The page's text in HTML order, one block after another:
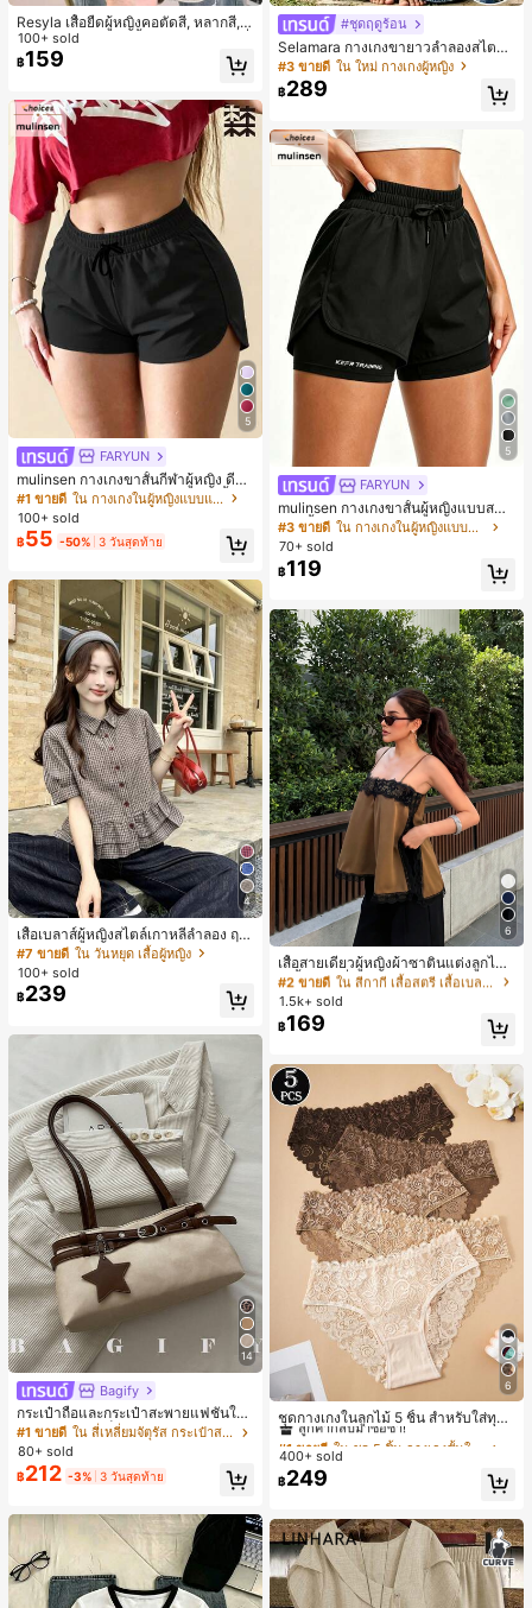
Resyla เสื้อยืดผู้หญิงคอตัดสี, หลากสี, ล
ายพิมพ์แมวน่ารัก, เสื้อสำหรับออกไปเที่
ยวฤดูร้อน, ดีไซน์กราฟิก, ความรู้สึกพรีเ
มียม, ลำลองอเนกประสงค์, สวมใส่ประ
เสื้อผ้ากลางแจ้ง
100+ sold
฿159
5
FARYUN
mulinsen กางเกงขาสั้นกีฬาผู้หญิง ดีไซ
น์ปลายเปิด เอวยืดหยุ่น กางเกงขาสั้น
ลำลองกีฬาฤดูร้อน ความยาว 3/4
#1 ขายดี
ใน กางเกงในผู้หญิงแบบแอคทีฟ
100+ sold
฿55 -50% 3 วันสุดท้าย
4
เสื้อเบลาส์ผู้หญิงสไตล์เกาหลีลำลอง ฤดู
ใบไม้ผลิ/ฤดูร้อนใหม่ ชายระบาย ชิคแล
ะหรูหรา
#7 ขายดี ใน วันหยุด เสื้อผู้หญิง
100+ sold
฿239
14
Bagify
กระเป๋าถือและกระเป๋าสะพายแฟชั่นให
ม่ ตกแต่งด้วยเข็มขัด เหมาะสำหรับงาน
ปาร์ตี้ การรวมตัว การออกไปข้างนอก ก
ารท่องเที่ยว การช้อปปิ้ง และการใช้งาน
ประจำวัน สามารถเก็บเหรียญ โทรศัพท์
เหมาะสำหรับกระเป๋าทำงานของพนักง
านออฟฟิศ นักศึกษามหาวิทยาลัย และ
พนักงานออฟฟิศ กระเป๋าผู้หญิงที่หรูหรา
#1 ขายดี
ใน สี่เหลี่ยมจัตุรัส กระเป๋าสะพายผู้หญิง
80+ sold
฿212 -3% 3 วันสุดท้าย
#ชุดฤดูร้อน
Selamara กางเกงขายาวลำลองสไตล์โ
บฮีเมียนสำหรับพักผ่อน สีกากี ผิวสัมผัส
มีเท็กซ์เจอร์ เอวสูงทรงหลวม เอวยางยืด
พร้อมเชือกรูด ทรงขาตรงทิ้งตัว ขากว้า
ดินทาง
#3 ขายดี ใน ใหม่ กางเกงผู้หญิง
฿289
5
FARYUN
mulinsen กางเกงขาสั้นผู้หญิงแบบสบา
ยๆ สีพื้น หลวม อเนกประสงค์ กางเกงขา
สั้นกีฬา 2-In-1 สำหรับวิ่ง ฟิตเนส และก
ารฝึกซ้อมกีฬาในฤดูร้อน
#3 ขายดี
ใน กางเกงในผู้หญิงแบบแอคทีฟ
70+ sold
฿119
6
เสื้อสายเดี่ยวผู้หญิงผ้าซาตินแต่งลูกไม้
- เสื้อสายเดี่ยวฤดูร้อนสีคากีมีรอยผ่าด้า
นข้างที่น่าดึงดูดแบบสบายๆ
#2 ขายดี
ใน สีกากี เสื้อสตรี เสื้อเบลาส์ & Tee
ลูกค้ากลับมาซื้อซ้ำ!
#2 ขายดี
ใน สีกากี เสื้อสตรี เสื้อเบลาส์ & Tee
ลูกค้ากลับมาซื้อซ้ำ!
#2 ขายดี
ใน สีกากี เสื้อสตรี เสื้อเบลาส์ & Tee
ลูกค้ากลับมาซื้อซ้ำ!
#2 ขายดี
ใน สีกากี เสื้อสตรี เสื้อเบลาส์ & Tee
1.5k+ sold
฿169
6
ชุดกางเกงในลูกไม้ 5 ชิ้น สำหรับใส่ทุกวั
น
#1 ขายดี
ลูกค้ากลับมาซื้อซ้ำ!
#1 ขายดี
ลูกค้ากลับมาซื้อซ้ำ!
#1 ขายดี
ลูกค้ากลับมาซื้อซ้ำ!
#1 ขายดี
400+ sold
฿249